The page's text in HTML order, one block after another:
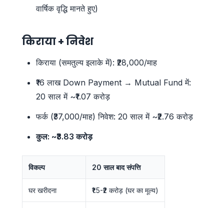
वार्षिक वृद्धि मानते हुए)
किराया + निवेश
किराया (समतुल्य इलाके में): ₹28,000/माह
₹16 लाख Down Payment → Mutual Fund में:
20 साल में ~₹1.07 करोड़
फर्क (₹37,000/माह) निवेश: 20 साल में ~₹2.76 करोड़
कुल: ~₹3.83 करोड़
विकल्प 20 साल बाद संपत्ति
घर खरीदना ₹1.5-₹2 करोड़ (घर का मूल्य)